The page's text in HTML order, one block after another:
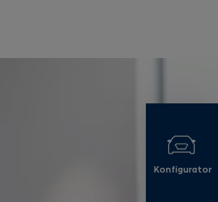
Konfigurator